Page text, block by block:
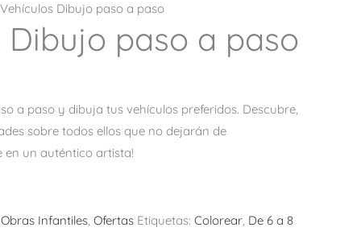
Dibujo paso a paso
Dibujo paso a paso
a paso y dibuja tus vehículos preferidos. Descubre,
sobre todos ellos que no dejarán de
en un auténtico artista!
Obras Infantiles, Ofertas Etiquetas: Colorear, De 6 a 8